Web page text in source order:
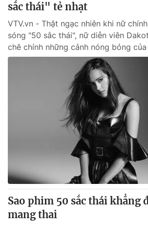
sắc thái" tẻ nhạt
VTV.vn - Thật ngạc nhiên khi nữ
sóng "50 sắc thái", nữ diễn viên
chê chính những cảnh nóng bỏng của
Sao phim 50 sắc thái khẳng
mang thai